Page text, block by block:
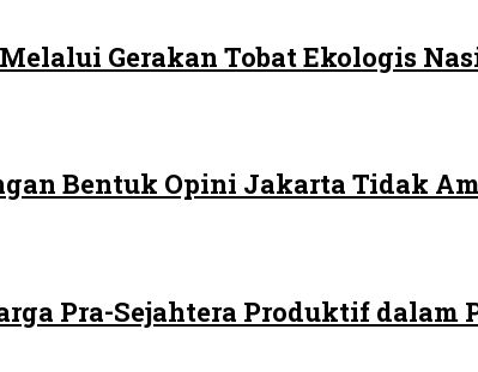
Gerakan Tobat Ekologis
Bentuk Opini Jakarta Tidak
Pra-Sejahtera Produktif dalam